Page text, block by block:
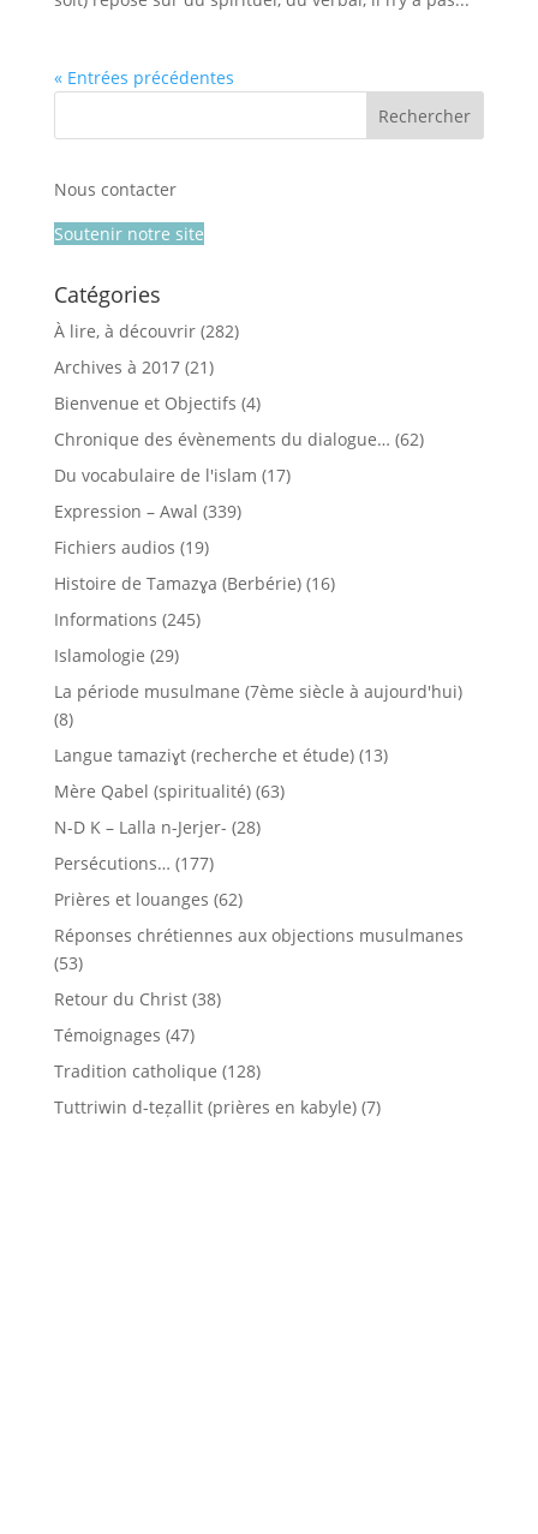
« Entrées précédentes
Nous contacter
Soutenir notre site
Catégories
À lire, à découvrir(282)
Archives à 2017(21)
Bienvenue et Objectifs (4)
Chronique des évènements du dialogue… (62)
Du vocabulaire de l'islam (17)
Expression – Awal (339)
Fichiers audios (19)
Histoire de Tamazɣa (Berbérie)(16)
Informations (245)
Islamologie (29)
La période musulmane (7ème siècle à aujourd'hui)
(8)
Langue tamaziɣt (recherche et étude)(13)
Mère Qabel (spiritualité)(63)
N-D K – Lalla n-Jerjer- (28)
Persécutions… (177)
Prières et louanges (62)
Réponses chrétiennes aux objections musulmanes
(53)
Retour du Christ(38)
Témoignages (47)
Tradition catholique (128)
Tuttriwin d-teẓallit (prières en kabyle)(7)